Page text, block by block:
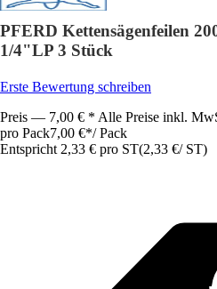
PFERD Kettensägenfeilen
1/4"LP 3 Stück
Erste Bewertung schreiben
Preis — 7,00 € * Alle Preise inkl.
pro Pack7,00 €*/ Pack
Entspricht 2,33 € pro ST(2,33 €/ ST)